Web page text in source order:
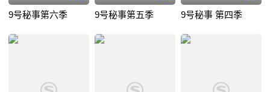
9号秘事第六季 9号秘事第五季 9号秘事 第四季